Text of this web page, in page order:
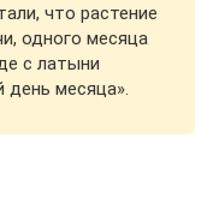
что растение
одного месяца
с латыни
день месяца».